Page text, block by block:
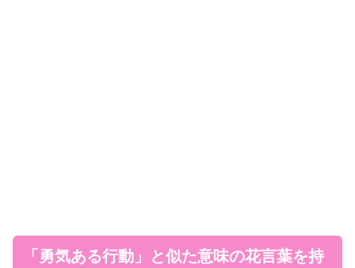
「勇気ある行動」と似た意味の花言葉を持